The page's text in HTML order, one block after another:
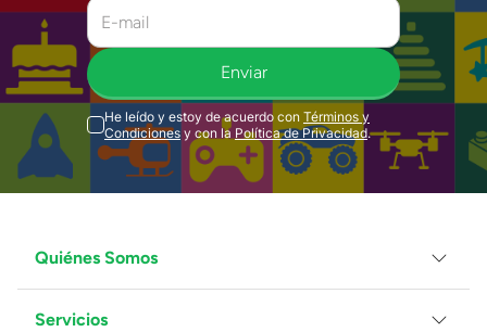
Enviar
He leído y estoy de acuerdo con Términos y
Condiciones y con la Política de Privacidad.
Quiénes Somos
Grupo Juguetron
Servicios